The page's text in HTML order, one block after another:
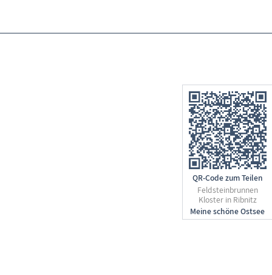
QR-Code zum Teilen
Feldsteinbrunnen
Kloster in Ribnitz